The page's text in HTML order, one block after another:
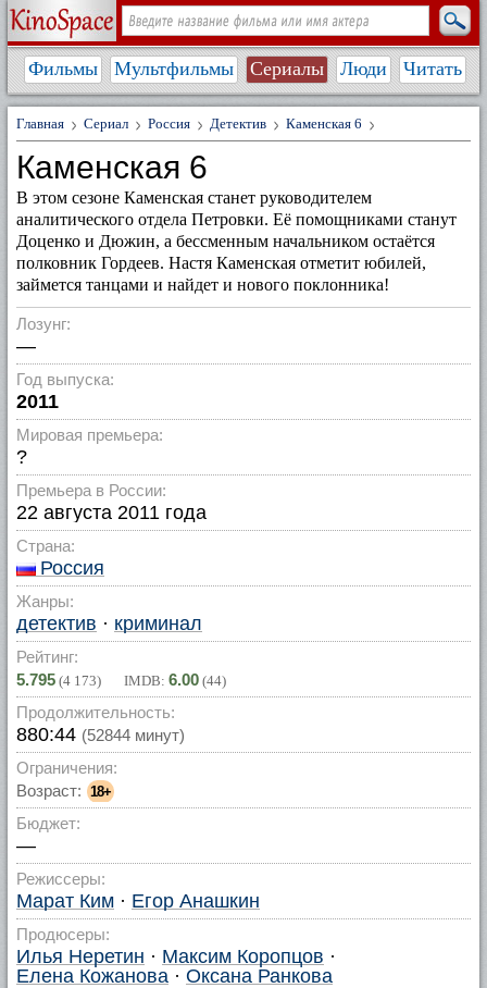
Фильмы Мультфильмы Сериалы Люди Читать
Главная Сериал Россия Детектив Каменская 6
Каменская 6
В этом сезоне Каменская станет руководителем
аналитического отдела Петровки. Её помощниками станут
Доценко и Дюжин, а бессменным начальником остаётся
полковник Гордеев. Настя Каменская отметит юбилей,
займется танцами и найдет и нового поклонника!
Лозунг:
—
Год выпуска:
2011
Мировая премьера:
?
Премьера в России:
22 августа 2011 года
Страна:
Россия
Жанры:
детектив · криминал
Рейтинг:
5.795 (4 173) IMDB: 6.00 (44)
Продолжительность:
880:44 (52844 минут)
Ограничения:
Возраст: 18+
Бюджет:
—
Режиссеры:
Марат Ким · Егор Анашкин
Продюсеры:
Илья Неретин · Максим Коропцов ·
Елена Кожанова · Оксана Ранкова